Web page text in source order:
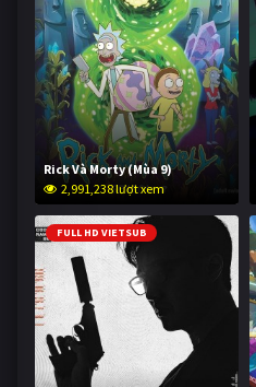
Rick Và Morty (Mùa 9)
2,991,238 lượt xem
FULL HD VIETSUB